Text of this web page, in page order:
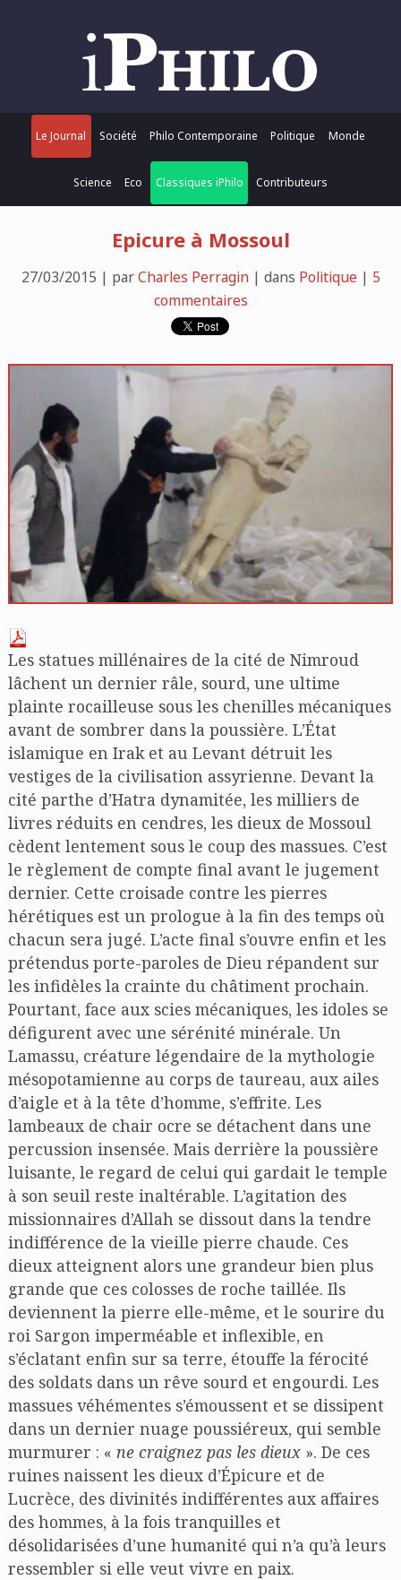
Le Journal Société Philo Contemporaine Politique Monde
Science Eco Classiques iPhilo Contributeurs
Epicure à Mossoul
27/03/2015 | parCharles Perragin| dans Politique| 5
commentaires
Les statues millénaires de la cité de Nimroud
lâchent un dernier râle, sourd, une ultime
plainte rocailleuse sous les chenilles mécaniques
avant de sombrer dans la poussière. L’État
islamique en Irak et au Levant détruit les
vestiges de la civilisation assyrienne. Devant la
cité parthe d’Hatra dynamitée, les milliers de
livres réduits en cendres, les dieux de Mossoul
cèdent lentement sous le coup des massues. C’est
le règlement de compte final avant le jugement
dernier. Cette croisade contre les pierres
hérétiques est un prologue à la fin des temps où
chacun sera jugé. L’acte final s’ouvre enfin et les
prétendus porte-paroles de Dieu répandent sur
les infidèles la crainte du châtiment prochain.
Pourtant, face aux scies mécaniques, les idoles se
défigurent avec une sérénité minérale. Un
Lamassu, créature légendaire de la mythologie
mésopotamienne au corps de taureau, aux ailes
d’aigle et à la tête d’homme, s’effrite. Les
lambeaux de chair ocre se détachent dans une
percussion insensée. Mais derrière la poussière
luisante, le regard de celui qui gardait le temple
à son seuil reste inaltérable. L’agitation des
missionnaires d’Allah se dissout dans la tendre
indifférence de la vieille pierre chaude. Ces
dieux atteignent alors une grandeur bien plus
grande que ces colosses de roche taillée. Ils
deviennent la pierre elle-même, et le sourire du
roi Sargon imperméable et inflexible, en
s’éclatant enfin sur sa terre, étouffe la férocité
des soldats dans un rêve sourd et engourdi. Les
massues véhémentes s’émoussent et se dissipent
dans un dernier nuage poussiéreux, qui semble
murmurer : « ne craignez pas les dieux». De ces
ruines naissent les dieux d’Épicure et de
Lucrèce, des divinités indifférentes aux affaires
des hommes, à la fois tranquilles et
désolidarisées d’une humanité qui n’a qu’à leurs
ressembler si elle veut vivre en paix.